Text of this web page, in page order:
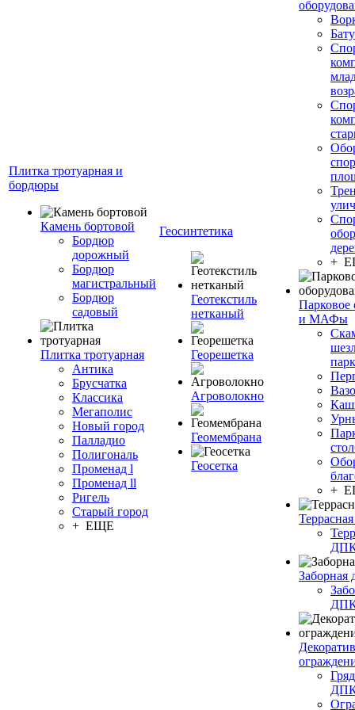
Плитка тротуарная и
бордюры
Камень бортовой
Бордюр
дорожный
Бордюр
магистральный
Бордюр
садовый
Плитка тротуарная
Антика
Брусчатка
Классика
Мегаполис
Новый город
Палладио
Полигональ
Променад l
Променад ll
Ригель
Старый город
+ ЕЩЕ
Геосинтетика
Геотекстиль
нетканый
Георешетка
Агроволокно
Геомембрана
Геосетка
+
Парковое
и МАФы
+
Заборная